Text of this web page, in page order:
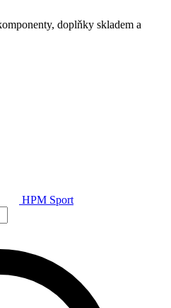
doplňky skladem a
HPM Sport